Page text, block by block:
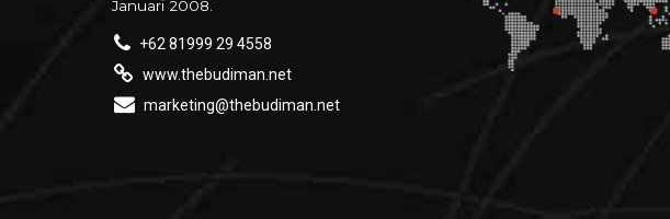
Januari 2008.
+62 81999 29 4558
www.thebudiman.net
marketing@thebudiman.net